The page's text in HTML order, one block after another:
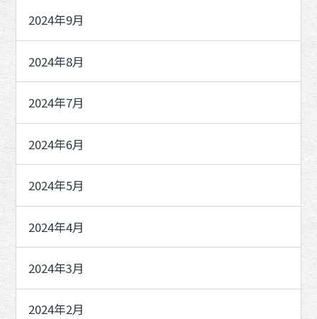
2024年9月
2024年8月
2024年7月
2024年6月
2024年5月
2024年4月
2024年3月
2024年2月